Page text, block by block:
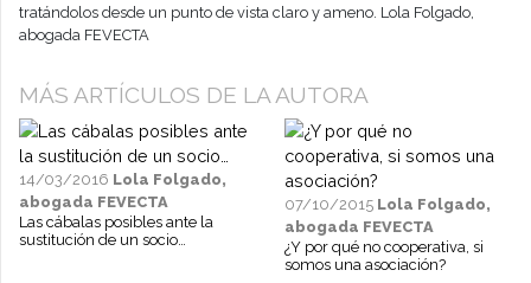
tratándolos desde un punto de vista claro y ameno. Lola Folgado,
abogada FEVECTA
MÁS ARTÍCULOS DE LA AUTORA
14/03/2016 Lola Folgado,
abogada FEVECTA
Las cábalas posibles ante la
sustitución de un socio…
07/10/2015 Lola Folgado,
abogada FEVECTA
¿Y por qué no cooperativa, si
somos una asociación?